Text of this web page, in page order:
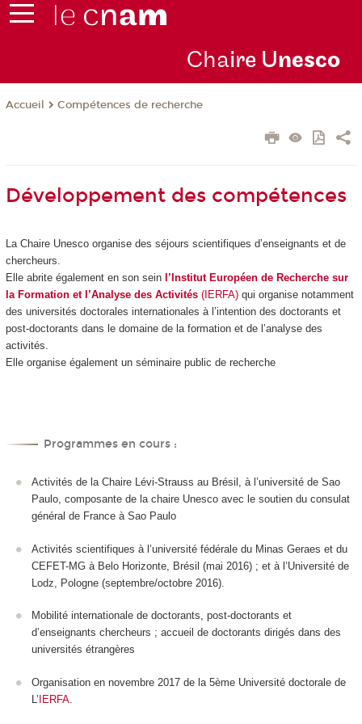
Chaire Unesco
Accueil Compétences de recherche
Développement des compétences
La Chaire Unesco organise des séjours scientifiques d’enseignants et de
chercheurs.
Elle abrite également en son sein l’Institut Européen de Recherche sur
la Formation et l’Analyse des Activités(IERFA)qui organise notamment
des universités doctorales internationales à l’intention des doctorants et
post-doctorants dans le domaine de la formation et de l’analyse des
activités.
Elle organise également un séminaire public de recherche
Programmes en cours :
Activités de la Chaire Lévi-Strauss au Brésil, à l’université de Sao
Paulo, composante de la chaire Unesco avec le soutien du consulat
général de France à Sao Paulo
Activités scientifiques à l’université fédérale du Minas Geraes et du
CEFET-MG à Belo Horizonte, Brésil (mai 2016) ; et à l’Université de
Lodz, Pologne (septembre/octobre 2016).
Mobilité internationale de doctorants, post-doctorants et
d’enseignants chercheurs ; accueil de doctorants dirigés dans des
universités étrangères
Organisation en novembre 2017 de la 5ème Université doctorale de
L’IERFA